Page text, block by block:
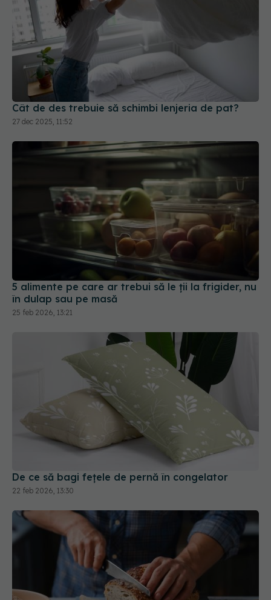
Cât de des trebuie să schimbi lenjeria de pat?
27 dec 2025, 11:52
5 alimente pe care ar trebui să le ții la frigider, nu
în dulap sau pe masă
25 feb 2026, 13:21
De ce să bagi fețele de pernă în congelator
22 feb 2026, 13:30